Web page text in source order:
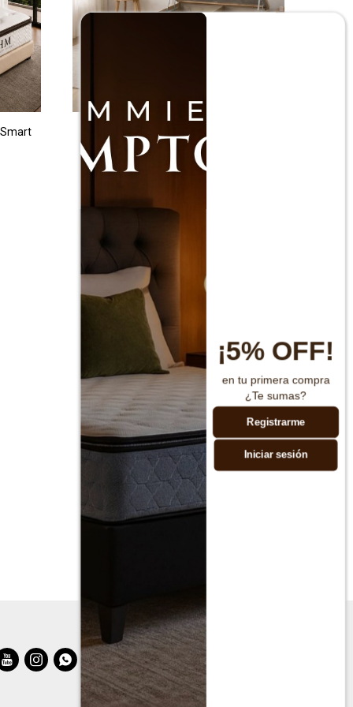
Box Baúl Sommier Queen THM
Smartbox - Beige
$ 16.900 28.000
  
¡5% OFF!
en tu primera compra
¿Te sumas?
Registrarme
Iniciar sesión